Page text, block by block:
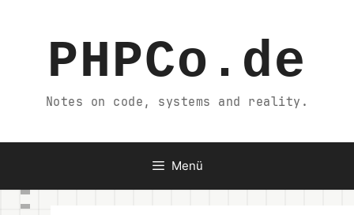
PHPCo.de
Notes on code, systems and reality.
Menü